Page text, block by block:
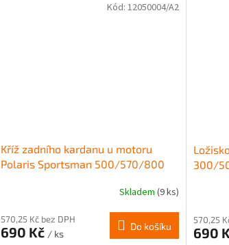
Kříž zadního kardanu u motoru
Polaris Sportsman 500/570/800
Skladem (9 ks)
570,25 Kč bez DPH
690 Kč / ks
Do košíku
Kód: 12050004/A2
300/
570,25
690